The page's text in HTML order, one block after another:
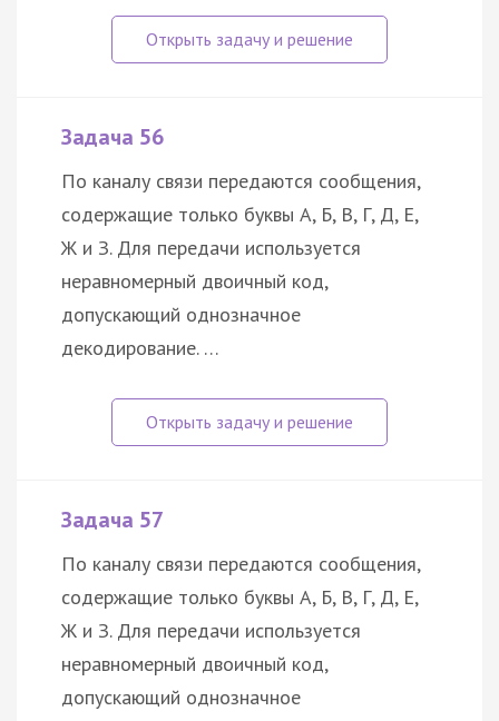
Задача 56
По каналу связи передаются сообщения,
содержащие только буквы А, Б, В, Г, Д, Е,
Ж и З. Для передачи используется
неравномерный двоичный код,
допускающий однозначное
декодирование. …
Задача 57
По каналу связи передаются сообщения,
содержащие только буквы А, Б, В, Г, Д, Е,
Ж и З. Для передачи используется
неравномерный двоичный код,
допускающий однозначное